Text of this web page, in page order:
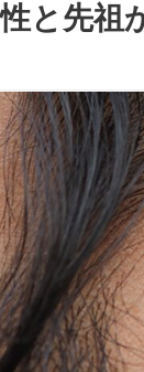
と先祖